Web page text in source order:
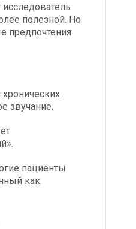
полезной. Но
предпочтения:
звучание.
пациенты
как